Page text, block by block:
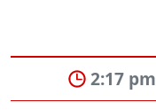
2:17 pm